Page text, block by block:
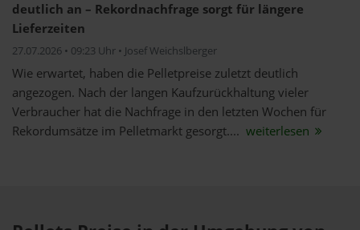
deutlich an – Rekordnachfrage sorgt für längere
Lieferzeiten
27.07.2026 • 09:23 Uhr • Josef Weichslberger
Wie erwartet, haben die Pelletpreise zuletzt deutlich
angezogen. Nach der langen Kaufzurückhaltung vieler
Verbraucher hat die Nachfrage in den letzten Wochen für
Rekordumsätze im Pelletmarkt gesorgt.... weiterlesen